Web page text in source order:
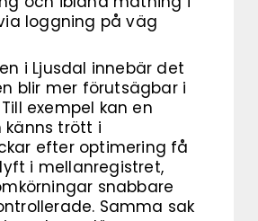
loggning på väg
i Ljusdal innebär det
blir mer förutsägbar i
exempel kan en
känns trött i
efter optimering få
i mellanregistret,
snabbare
Samma sak